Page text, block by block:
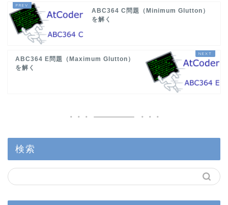
ABC364 C問題（Minimum Glutton）
を解く
ABC364 E問題（Maximum Glutton）
を解く
検索